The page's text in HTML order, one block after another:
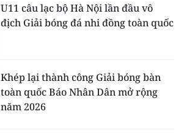
U11 câu lạc bộ Hà Nội lần đầu vô
địch Giải bóng đá nhi đồng toàn quốc
Khép lại thành công Giải bóng bàn
toàn quốc Báo Nhân Dân mở rộng
năm 2026